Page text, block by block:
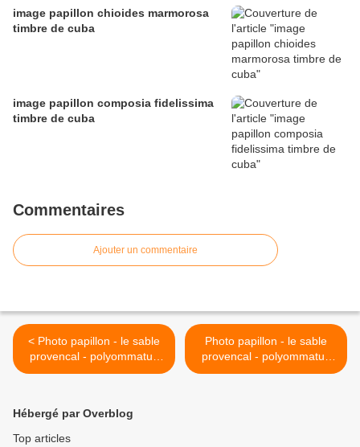
image papillon chioides marmorosa
timbre de cuba
image papillon composia fidelissima
timbre de cuba
Commentaires
Ajouter un commentaire
< Photo papillon - le sable
provencal - polyommatus
ripartii
Photo papillon - le sable
provencal - polyommatus
ripartii sur ce >
Hébergé par Overblog
Top articles